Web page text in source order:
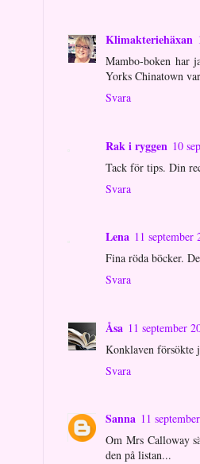
Klimakteriehäxan
Mambo-boken har
Yorks Chinatown
Svara
Rak i ryggen 10
Tack för tips. Din
Svara
Lena 11 september
Fina röda böcker.
Svara
Åsa 11 september
Konklaven försökte
Svara
Sanna 11
Om Mrs Calloway
den på listan...